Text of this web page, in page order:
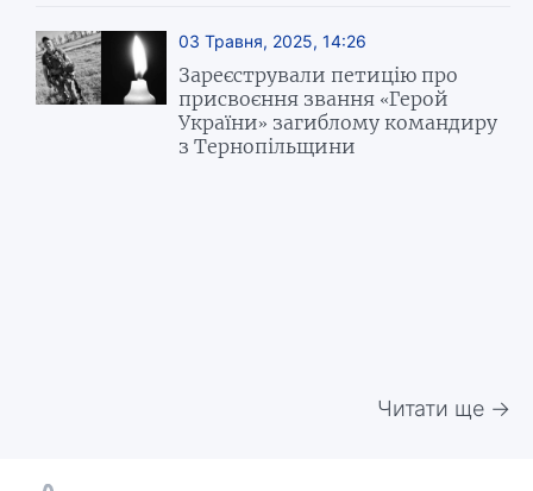
03 Травня, 2025, 14:26
Зареєстрували петицію про
присвоєння звання «Герой
України» загиблому командиру
з Тернопільщини
Читати ще →